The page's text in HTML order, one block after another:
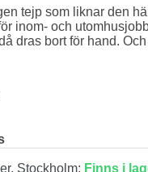
tejp som liknar den
inom- och
dras bort för hand.
Stockholm: Finns i